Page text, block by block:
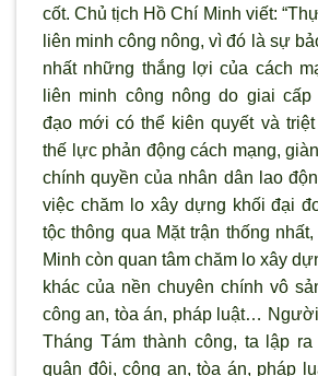
cốt. Chủ tịch Hồ Chí Minh viết:
liên minh công nông, vì đó là sự
nhất những thắng lợi của cách
liên minh công nông do giai
đạo mới có thể kiên quyết và
thế lực phản động cách mạng,
chính quyền của nhân dân lao
việc chăm lo xây dựng khối đại
tộc thông qua Mặt trận thống
Minh còn quan tâm chăm lo xây
khác của nền chuyên chính vô
công an, tòa án, pháp luật…
Tháng Tám thành công, ta lập
quân đội, công an, tòa án, pháp